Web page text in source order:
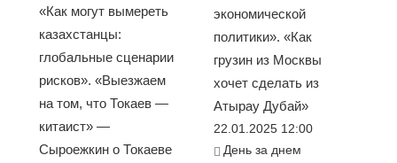
«Как могут вымереть
казахстанцы:
глобальные сценарии
рисков». «Выезжаем
на том, что Токаев —
китаист» —
Сыроежкин о Токаеве
экономической
политики». «Как
грузин из Москвы
хочет сделать из
Атырау Дубай»
22.01.2025 12:00
День за днем